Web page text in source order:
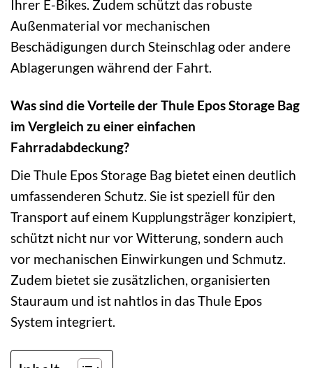
Ihrer E-Bikes. Zudem schützt das robuste
Außenmaterial vor mechanischen
Beschädigungen durch Steinschlag oder andere
Ablagerungen während der Fahrt.
Was sind die Vorteile der Thule Epos Storage Bag
im Vergleich zu einer einfachen
Fahrradabdeckung?
Die Thule Epos Storage Bag bietet einen deutlich
umfassenderen Schutz. Sie ist speziell für den
Transport auf einem Kupplungsträger konzipiert,
schützt nicht nur vor Witterung, sondern auch
vor mechanischen Einwirkungen und Schmutz.
Zudem bietet sie zusätzlichen, organisierten
Stauraum und ist nahtlos in das Thule Epos
System integriert.